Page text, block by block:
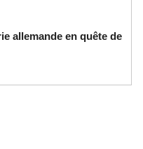
allemande en quête de